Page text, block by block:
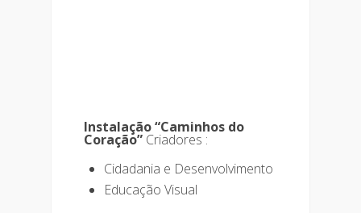
Instalação “Caminhos do
Coração” Criadores :
Cidadania e Desenvolvimento
Educação Visual